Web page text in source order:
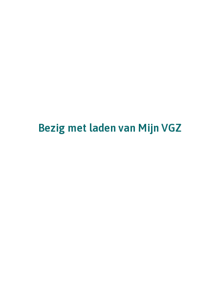
Bezig met laden van Mijn VGZ